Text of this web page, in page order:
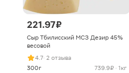
221.97 ₽
Сыр Тбилисский МСЗ Дезир 45%
весовой
4.7· 2 отзыва
300г
739.9 ₽ · 1кг